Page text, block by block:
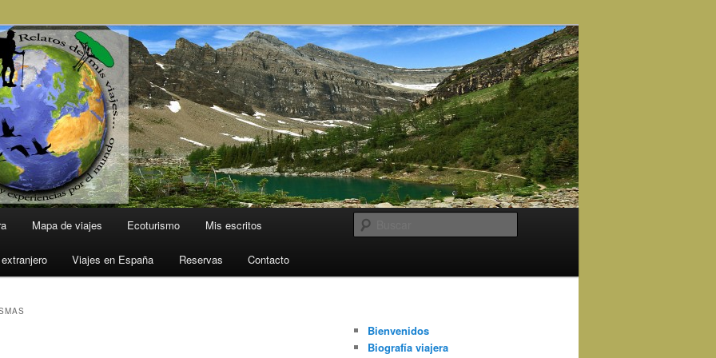
Mapa de viajes Ecoturismo Mis escritos
Viajes en España Reservas Contacto
Bienvenidos
Biografía viajera